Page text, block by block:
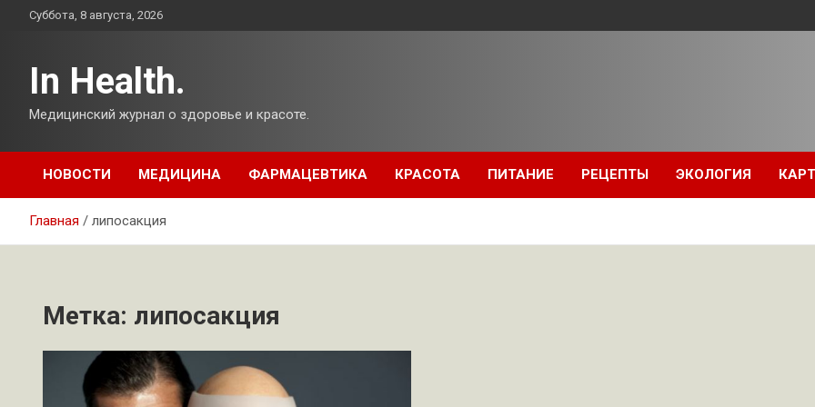
ПерейтиСуббота, 8 августа, 2026
In Health.
Медицинский журнал о здоровье и красоте.
НОВОСТИ МЕДИЦИНА ФАРМАЦЕВТИКА КРАСОТА ПИТАНИЕ РЕЦЕПТЫ ЭКОЛОГИЯ
Главная липосакция
Метка: липосакция